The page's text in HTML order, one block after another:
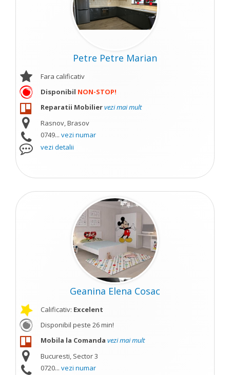
Petre Petre Marian
Fara calificativ
Disponibil NON-STOP!
Reparatii Mobiliervezi mai mult
Rasnov, Brasov
0749... vezi numar
vezi detalii
Geanina Elena Cosac
Calificativ: Excelent
Disponibil peste 26 min!
Mobila la Comanda vezi mai mult
Bucuresti, Sector 3
0720... vezi numar